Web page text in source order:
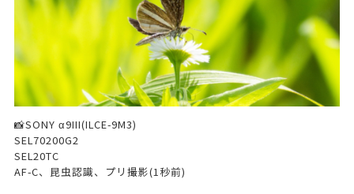
📸SONY α9III(ILCE-9M3)
SEL70200G2
SEL20TC
AF-C、昆虫認識、プリ撮影(1秒前)